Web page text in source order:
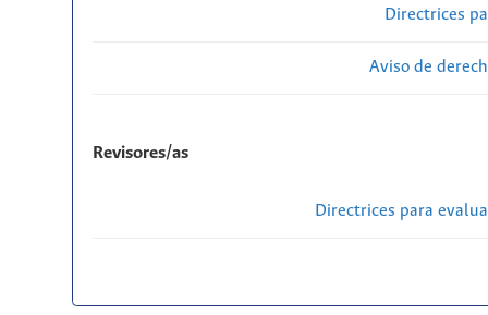
Directrices
Aviso de
Revisores/as
Directrices para